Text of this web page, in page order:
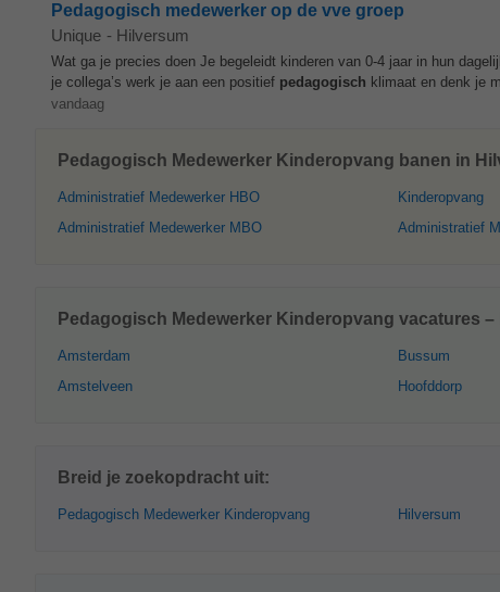
Pedagogisch medewerker op de vve groep
Unique - Hilversum
Wat ga je precies doen Je begeleidt kinderen van 0-4 jaar in hun
je collega’s werk je aan een positief pedagogisch klimaat en denk je
vandaag
Pedagogisch Medewerker Kinderopvang banen in
Administratief Medewerker HBO
Administratief Medewerker MBO
Kinderopvang
Administratief
Pedagogisch Medewerker Kinderopvang vacatures –
Amsterdam
Amstelveen
Bussum
Hoofddorp
Breid je zoekopdracht uit:
Pedagogisch Medewerker Kinderopvang Hilversum